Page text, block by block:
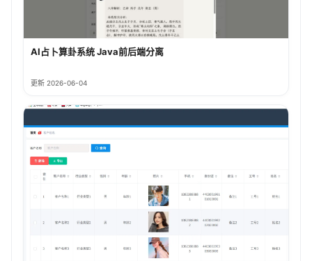
AI占卜算卦系统 Java前后端分离
更新 2026-06-04